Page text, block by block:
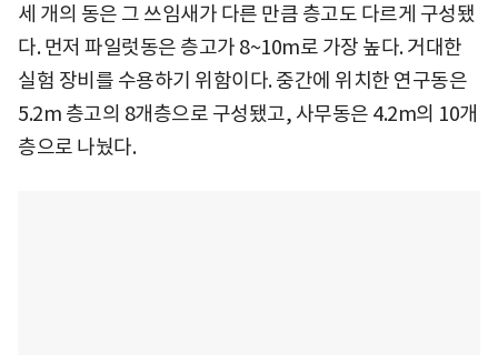
세 개의 동은 그 쓰임새가 다른 만큼 층고도 다르게 구성됐
다. 먼저 파일럿동은 층고가 8~10m로 가장 높다. 거대한
실험 장비를 수용하기 위함이다. 중간에 위치한 연구동은
5.2m 층고의 8개층으로 구성됐고, 사무동은 4.2m의 10개
층으로 나눴다.